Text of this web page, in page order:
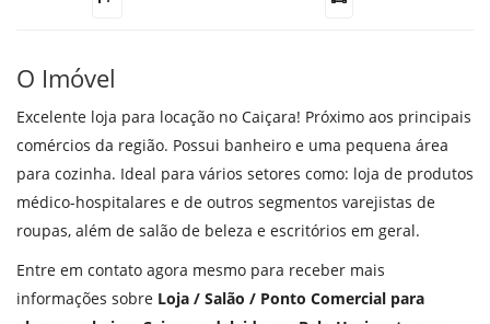
O Imóvel
Excelente loja para locação no Caiçara! Próximo aos principais
comércios da região. Possui banheiro e uma pequena área
para cozinha. Ideal para vários setores como: loja de produtos
médico-hospitalares e de outros segmentos varejistas de
roupas, além de salão de beleza e escritórios em geral.
Entre em contato agora mesmo para receber mais
informações sobre Loja / Salão / Ponto Comercial para